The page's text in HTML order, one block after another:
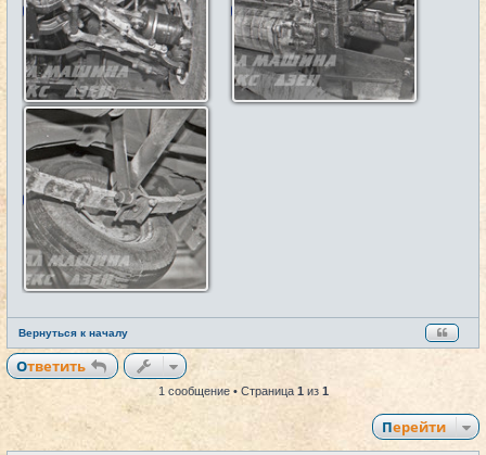
Вернуться к началу
Ответить
1 сообщение • Страница 1 из 1
Перейти